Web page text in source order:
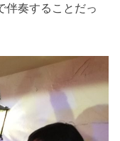
伴奏することだっ